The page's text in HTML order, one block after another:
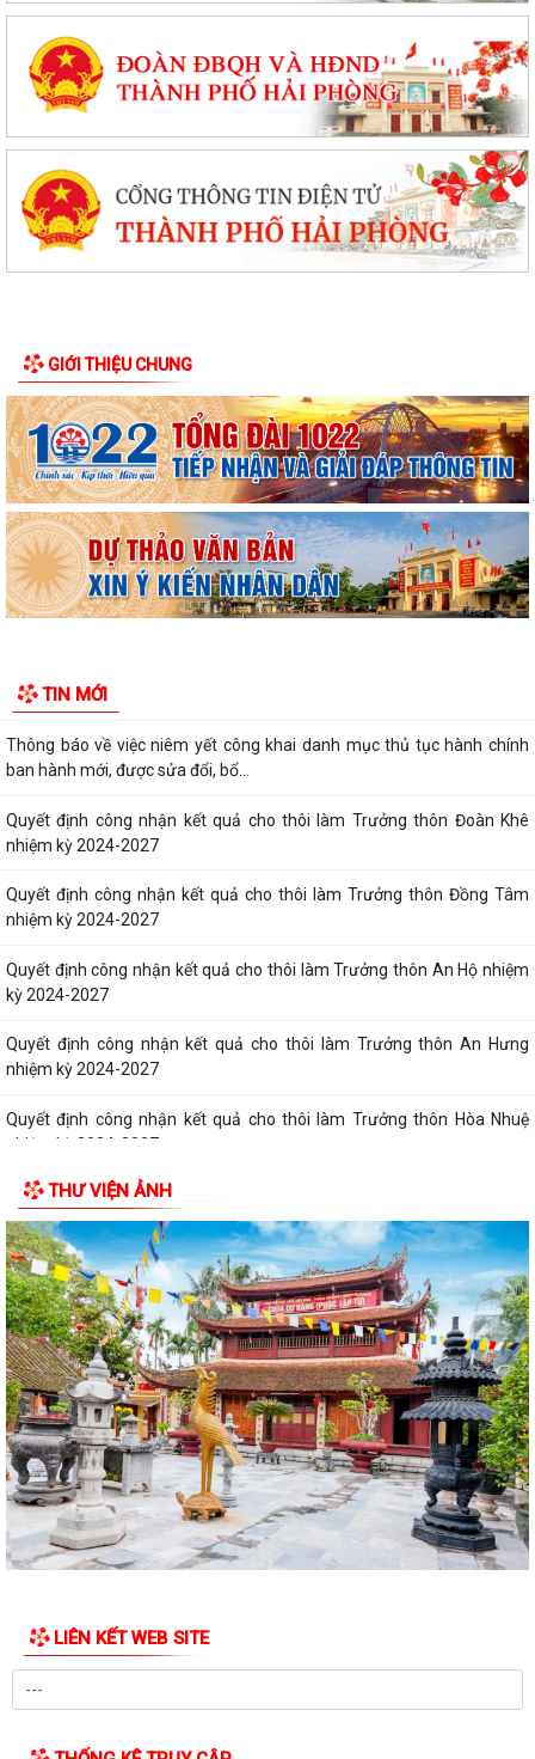
GIỚI THIỆU CHUNG
TIN MỚI
Thông báo Về việc lựa chọn đơn vị thực hiện cuộc đấu giá quyền sử
dụng đất
Quyết định công nhận ban Công tác Mặt trận thôn An Hưng, xã Lạc
Phượng, thành phố Hải Phòng
Quyết định về việc cho phép chuyển mục đích sử dụng đất
Quyết định về việc phê duyệt giá khởi điểm làm cơ sở đấu giá Quyền sử
dụng 1.029,1 m2 đất ở được...
1.029,1 m2 đất ở được chia thành 12 lô...
Thông báo về việc niêm yết công khai danh mục thủ tục hành chính
ban hành mới, được sửa đổi, bổ...
Quyết định công nhận kết quả cho thôi làm Trưởng thôn Đoàn Khê
nhiệm kỳ 2024-2027
Quyết định công nhận kết quả cho thôi làm Trưởng thôn Đồng Tâm
nhiệm kỳ 2024-2027
Quyết định công nhận kết quả cho thôi làm Trưởng thôn An Hộ nhiệm
kỳ 2024-2027
Quyết định công nhận kết quả cho thôi làm Trưởng thôn An Hưng
nhiệm kỳ 2024-2027
Quyết định công nhận kết quả cho thôi làm Trưởng thôn Hòa Nhuệ
nhiệm kỳ 2024-2027
Quyết định công nhận kết quả cho thôi làm Trưởng thôn Như Lâm
nhiệm kỳ 2024-2027
Quyết định công nhận kết quả cho thôi làm Trưởng thôn Quan Lộc
nhiệm kỳ 2024-2027
Quyết định công nhận kết quả cho thôi làm Trưởng thôn Tân Hợp
nhiệm kỳ 2024-2027
Quyết định về việc chỉ định Trưởng thôn An Hộ (lâm thời)
Quyết định về việc chỉ định Trưởng thôn An Hưng (lâm thời)
Quyết định về việc chỉ định Trưởng thôn Đoàn Khê (lâm thời)
Quyết định về việc chỉ định Trưởng thôn Đồng Tâm (lâm thời)
Quyết định về việc chỉ định Trưởng thôn Như Lâm (lâm thời)
THƯ VIỆN ẢNH
LIÊN KẾT WEB SITE